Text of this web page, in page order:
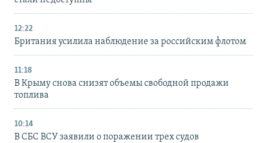
12:22
Британия усилила наблюдение за российским флотом
11:18
В Крыму снова снизят объемы свободной продажи
топлива
10:14
В СБС ВСУ заявили о поражении трех судов